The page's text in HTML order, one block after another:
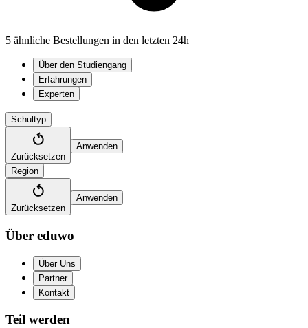
5 ähnliche Bestellungen in den letzten 24h
Über den Studiengang
Erfahrungen
Experten
Schultyp
Zurücksetzen
Anwenden
Region
Zurücksetzen
Anwenden
Über eduwo
Über Uns
Partner
Kontakt
Teil werden